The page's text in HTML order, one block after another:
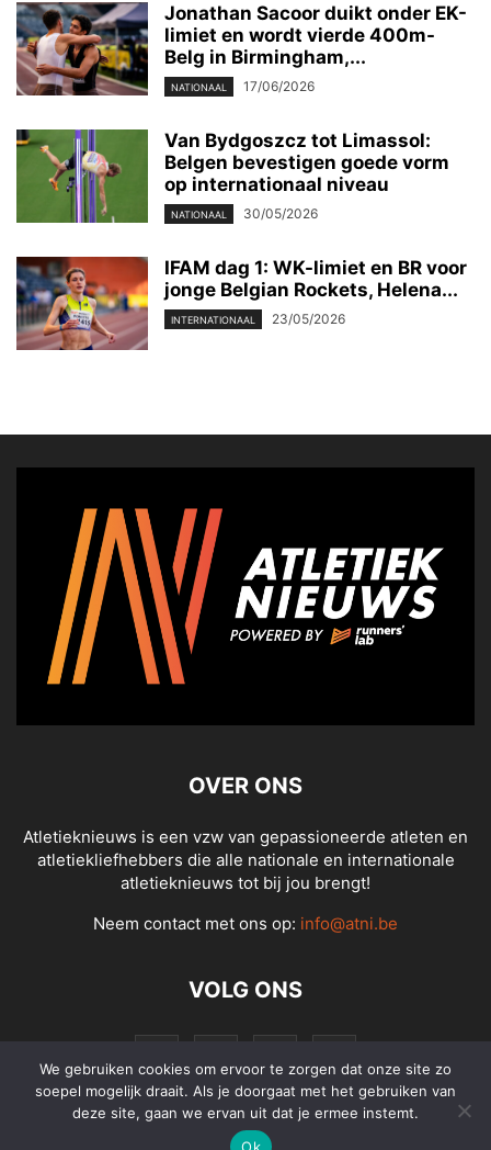
Jonathan Sacoor duikt onder EK-
limiet en wordt vierde 400m-
Belg in Birmingham,...
NATIONAAL 17/06/2026
Van Bydgoszcz tot Limassol:
Belgen bevestigen goede vorm
op internationaal niveau
NATIONAAL 30/05/2026
IFAM dag 1: WK-limiet en BR voor
jonge Belgian Rockets, Helena...
INTERNATIONAAL 23/05/2026
OVER ONS
Atletieknieuws is een vzw van gepassioneerde atleten en
atletiekliefhebbers die alle nationale en internationale
atletieknieuws tot bij jou brengt!
Neem contact met ons op: info@atni.be
VOLG ONS
We gebruiken cookies om ervoor te zorgen dat onze site zo
soepel mogelijk draait. Als je doorgaat met het gebruiken van
deze site, gaan we ervan uit dat je ermee instemt.
Ok